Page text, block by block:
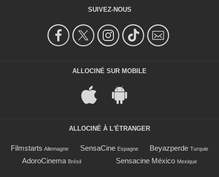
SUIVEZ-NOUS
ALLOCINÉ SUR MOBILE
ALLOCINÉ À L'ÉTRANGER
Filmstarts Allemagne SensaCine Espagne Beyazperde Turquie
AdoroCinema Brésil Sensacine México Mexique